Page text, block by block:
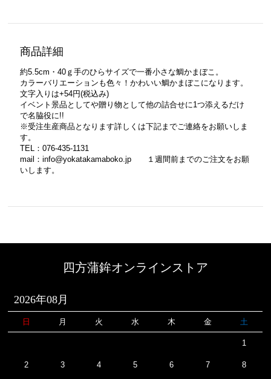
商品詳細
約5.5cm・40ｇ手のひらサイズで一番小さな鯛かまぼこ。
カラーバリエーションも色々！かわいい鯛かまぼこになります。
文字入りは+54円(税込み)
イベント景品としてや贈り物として他の詰合せに1つ添えるだけ
で名脇役に!!
※受注生産商品となります詳しくは下記までご連絡をお願いしま
す。
TEL：076-435-1131
mail：info@yokatakamaboko.jp １週間前までのご注文をお願
いします。
四方蒲鉾オンラインストア
2026年08月
日 月 火 水 木 金 土
1
2 3 4 5 6 7 8